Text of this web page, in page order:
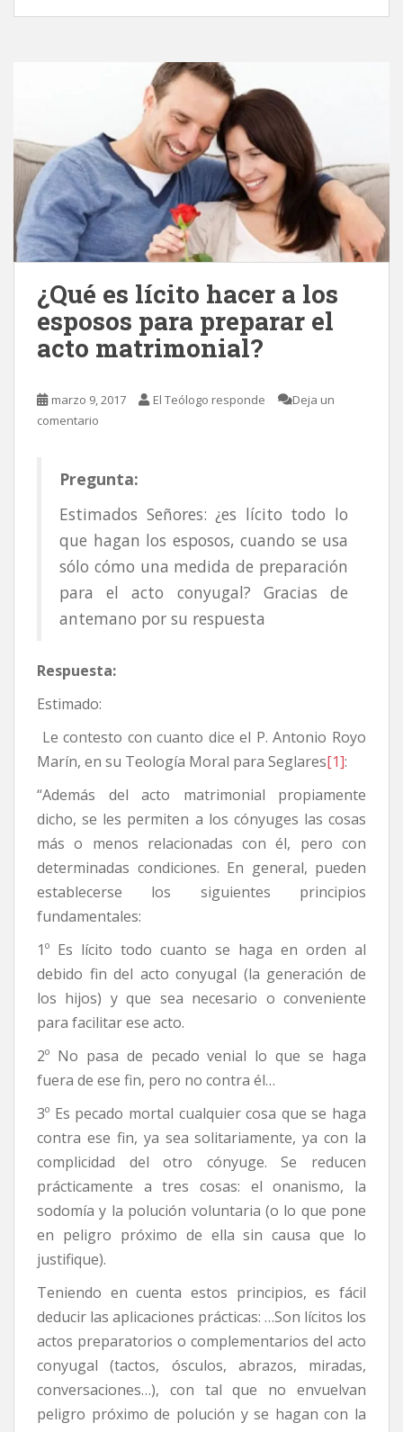
¿Qué es lícito hacer a los
esposos para preparar el
acto matrimonial?
marzo 9, 2017 El Teólogo responde
Deja un
comentario
Pregunta:
Estimados Señores: ¿es lícito todo lo
que hagan los esposos, cuando se usa
sólo cómo una medida de preparación
para el acto conyugal? Gracias de
antemano por su respuesta
Respuesta:
Estimado:
Le contesto con cuanto dice el P. Antonio Royo
Marín, en su Teología Moral para Seglares[1]:
“Además del acto matrimonial propiamente
dicho, se les permiten a los cónyuges las cosas
más o menos relacionadas con él, pero con
determinadas condiciones. En general, pueden
establecerse los siguientes principios
fundamentales:
1º Es lícito todo cuanto se haga en orden al
debido fin del acto conyugal (la generación de
los hijos) y que sea necesario o conveniente
para facilitar ese acto.
2º No pasa de pecado venial lo que se haga
fuera de ese fin, pero no contra él…
3º Es pecado mortal cualquier cosa que se haga
contra ese fin, ya sea solitariamente, ya con la
complicidad del otro cónyuge. Se reducen
prácticamente a tres cosas: el onanismo, la
sodomía y la polución voluntaria (o lo que pone
en peligro próximo de ella sin causa que lo
justifique).
Teniendo en cuenta estos principios, es fácil
deducir las aplicaciones prácticas: …Son lícitos los
actos preparatorios o complementarios del acto
conyugal (tactos, ósculos, abrazos, miradas,
conversaciones…), con tal que no envuelvan
peligro próximo de polución y se hagan con la